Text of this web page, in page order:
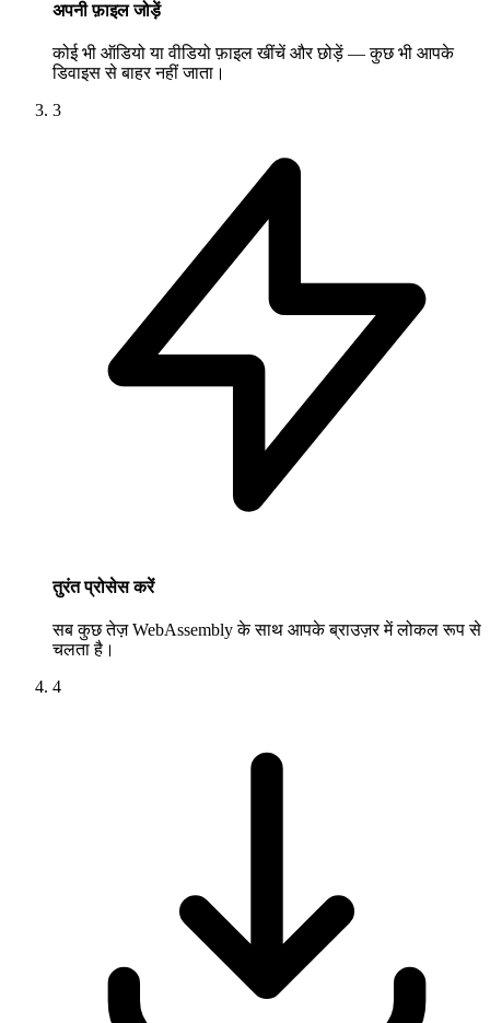
अपनी फ़ाइल जोड़ें
कोई भी ऑडियो या वीडियो फ़ाइल खींचें और छोड़ें — कुछ भी आपके
डिवाइस से बाहर नहीं जाता।
3
तुरंत प्रोसेस करें
सब कुछ तेज़ WebAssembly के साथ आपके ब्राउज़र में लोकल रूप से
चलता है।
4